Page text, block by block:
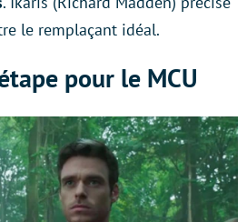
le remplaçant idéal.
pour le MCU